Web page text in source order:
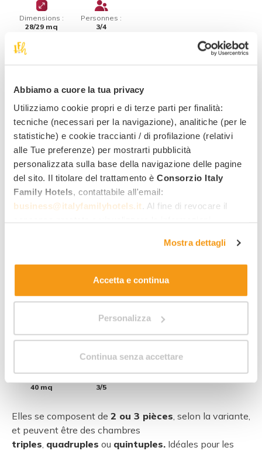
Abbiamo a cuore la tua privacy
Utilizziamo cookie propri e di terze parti per finalità:
tecniche (necessari per la navigazione), analitiche (per le
statistiche) e cookie traccianti / di profilazione (relativi
alle Tue preferenze) per mostrarti pubblicità
personalizzata sulla base della navigazione delle pagine
del sito. Il titolare del trattamento è Consorzio Italy
Family Hotels, contattabile all'email:
business@italyfamilyhotels.it . Al fine di revocare il
. Allo stesso link trovi la nostra informativa
estesa sui cookie.
Mostra dettagli
Accetta e continua
Personalizza
Continua senza accettare
Dimensions :
28/29 mq
Personnes :
3/4
Elles disposent de
communicantes. La première pièce accueille lelit à
1 ou 2 lits
. L’ameublement est dans le
style tyrolien, avec des lignes simples et des détails
qui évoquent la tradition alpine. Disponibles en
solutiontripleetquadruple.
Chambres Family PLUS+
40 mq
3/5
Elles se composent de 2 ou 3 pièces, selon la variante,
et peuvent être des chambres
triples, quadruples ou quintuples. Idéales pour les